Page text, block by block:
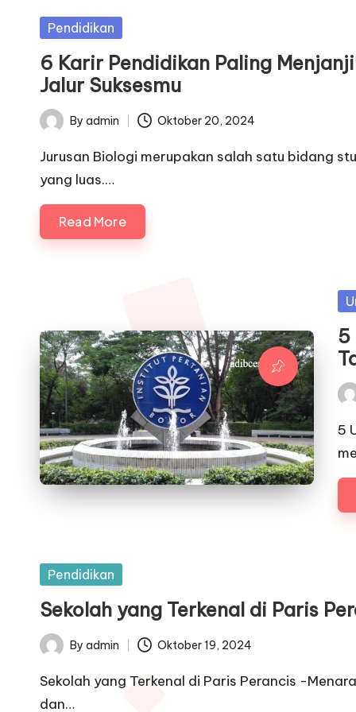
Posted
Pendidikan
6 Karir Pendidikan Paling
Jalur Suksesmu
Posted
by
By admin Oktober 20, 2024
Jurusan Biologi merupakan salah satu bidang
yang luas.…
Read More
5
by
5
Posted
Pendidikan
Sekolah yang Terkenal di Paris
Posted
by
By admin Oktober 19, 2024
Sekolah yang Terkenal di Paris Perancis -
dan…